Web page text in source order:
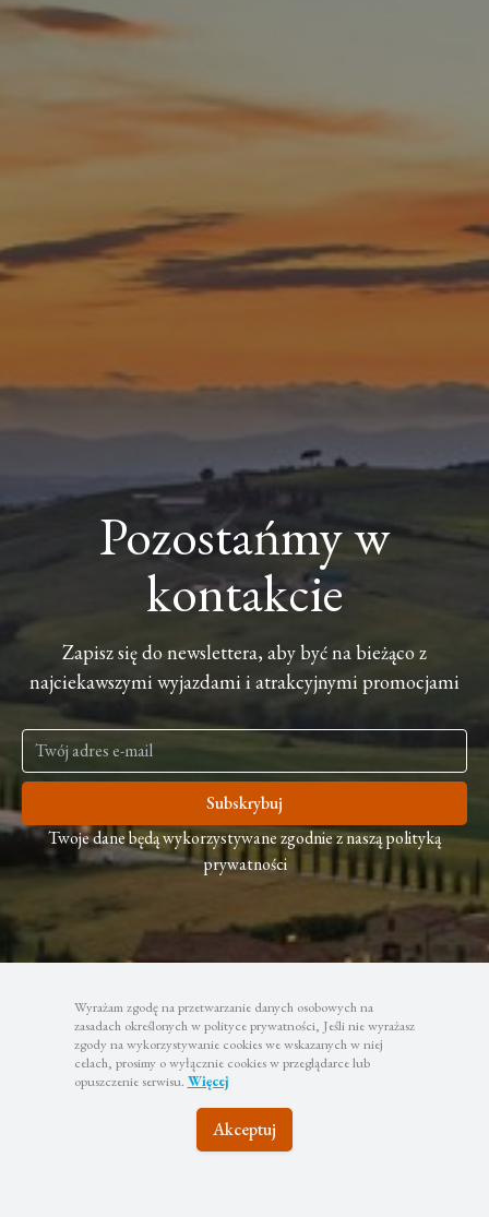
Wyrażam zgodę na przetwarzanie danych osobowych na
zasadach określonych w polityce prywatności, Jeśli nie wyrażasz
zgody na wykorzystywanie cookies we wskazanych w niej
celach, prosimy o wyłącznie cookies w przeglądarce lub
opuszczenie serwisu. Więcej
Akceptuj
Pozostańmy w
kontakcie
Zapisz się do newslettera, aby być na bieżąco z
najciekawszymi wyjazdami i atrakcyjnymi promocjami
Subskrybuj
Twoje dane będą wykorzystywane zgodnie z naszą polityką
prywatności